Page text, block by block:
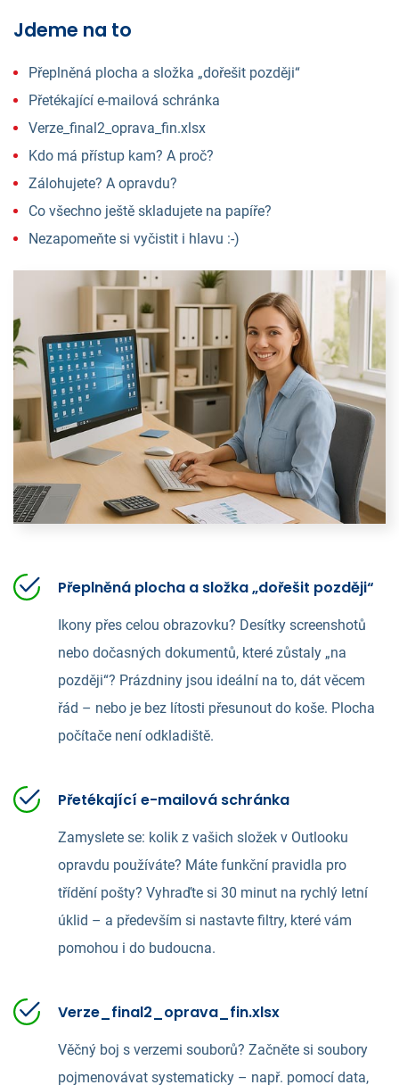
Jdeme na to
Přeplněná plocha a složka „dořešit později“
Přetékající e-mailová schránka
Verze_final2_oprava_fin.xlsx
Kdo má přístup kam? A proč?
Zálohujete? A opravdu?
Co všechno ještě skladujete na papíře?
Nezapomeňte si vyčistit i hlavu :-)
Přeplněná plocha a složka „dořešit později“
Ikony přes celou obrazovku? Desítky screenshotů
nebo dočasných dokumentů, které zůstaly „na
později“? Prázdniny jsou ideální na to, dát věcem
řád – nebo je bez lítosti přesunout do koše. Plocha
počítače není odkladiště.
Přetékající e-mailová schránka
Zamyslete se: kolik z vašich složek v Outlooku
opravdu používáte? Máte funkční pravidla pro
třídění pošty? Vyhraďte si 30 minut na rychlý letní
úklid – a především si nastavte filtry, které vám
pomohou i do budoucna.
Verze_final2_oprava_fin.xlsx
Věčný boj s verzemi souborů? Začněte si soubory
pojmenovávat systematicky – např. pomocí data,